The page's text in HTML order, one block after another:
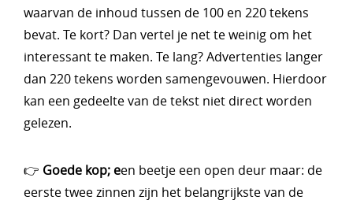
waarvan de inhoud tussen de 100 en 220 tekens
bevat. Te kort? Dan vertel je net te weinig om het
interessant te maken. Te lang? Advertenties langer
dan 220 tekens worden samengevouwen. Hierdoor
kan een gedeelte van de tekst niet direct worden
gelezen.
👉 Goede kop; een beetje een open deur maar: de
eerste twee zinnen zijn het belangrijkste van de